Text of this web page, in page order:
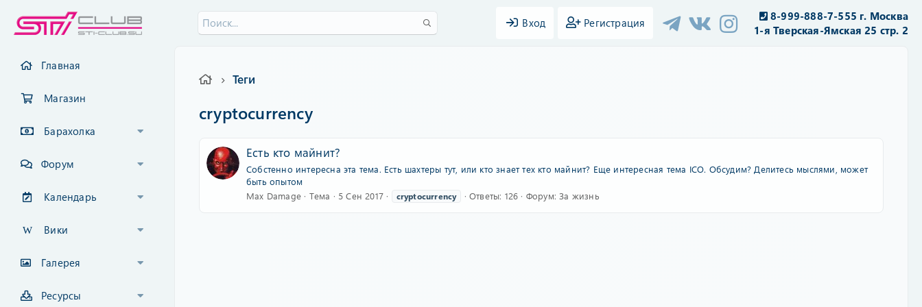
Вход Регистрация
8-999-888-7-555 г. Москва
1-я Тверская-Ямская 25 стр. 2
Главная
Магазин
Барахолка
Форум
Календарь
Вики
Галерея
Ресурсы
Теги
cryptocurrency
Есть кто майнит?
Собстенно интересна эта тема. Есть шахтеры тут, или кто знает тех кто майнит? Еще интересная тема ICO. Обсудим? Делитесь мыслями, может
быть опытом
Max Damage
Тема 5 Сен 2017 cryptocurrency Ответы: 126 Форум:За жизнь